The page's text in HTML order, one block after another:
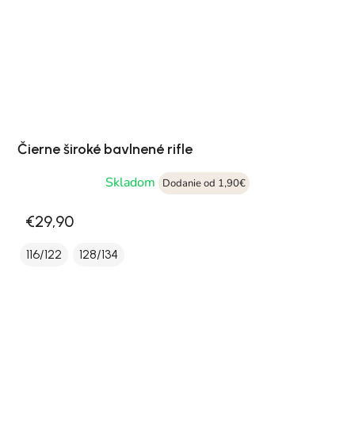
Čierne široké bavlnené rifle
Skladom
Dodanie od 1,90€
€29,90
116/122 128/134